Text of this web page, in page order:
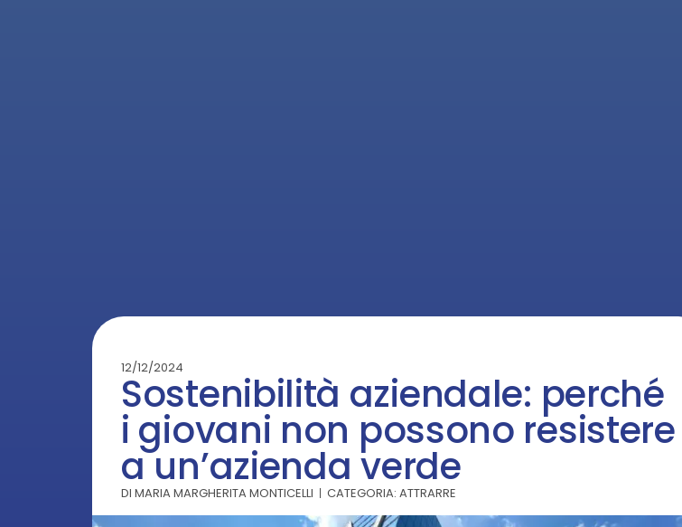
12/12/2024
Sostenibilità aziendale: perché
i giovani non possono resistere
a un’azienda verde
DI MARIA MARGHERITA MONTICELLI CATEGORIA: ATTRARRE